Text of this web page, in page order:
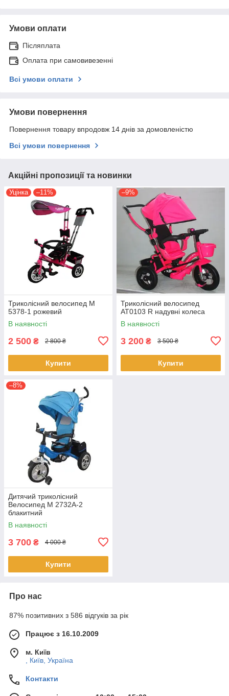
Умови оплати
Післяплата
Оплата при самовивезенні
Всі умови оплати
Умови повернення
Повернення товару впродовж 14 днів за домовленістю
Всі умови повернення
Акційні пропозиції та новинки
Уцінка –11%
Триколісний велосипед М
5378-1 рожевий
В наявності
2 500 ₴ 2 800 ₴
Купити
–9%
Триколісний велосипед
AT0103 R надувні колеса
В наявності
3 200 ₴ 3 500 ₴
Купити
–8%
Дитячий триколісний
Велосипед M 2732A-2
блакитний
В наявності
3 700 ₴ 4 000 ₴
Купити
Про нас
87% позитивних з 586 відгуків за рік
Працює з 16.10.2009
м. Київ
, Київ, Україна
Контакти